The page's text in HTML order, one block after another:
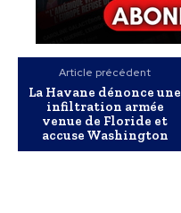
Article précédent
La Havane dénonce une
infiltration armée
venue de Floride et
accuse Washington